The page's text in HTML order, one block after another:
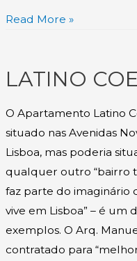
Read More »
LATINO
O Apartamento Latino
situado nas Avenidas
Lisboa, mas poderia
qualquer outro “bairro
faz parte do imaginário
vive em Lisboa” – é um
exemplos. O Arq.
contratado para